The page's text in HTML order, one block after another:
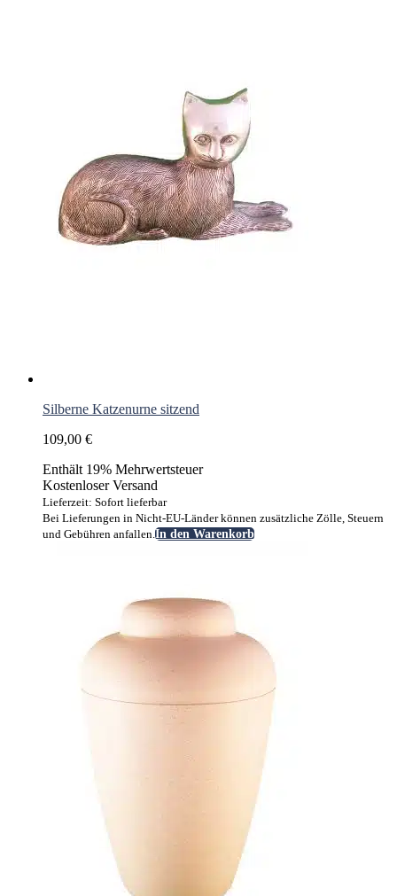
Silberne Katzenurne sitzend
109,00 €
Enthält 19% Mehrwertsteuer
Kostenloser Versand
Lieferzeit: Sofort lieferbar
Bei Lieferungen in Nicht-EU-Länder können zusätzliche Zölle, Steuern
und Gebühren anfallen.In den Warenkorb